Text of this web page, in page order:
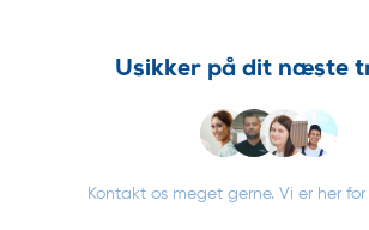
Usikker på dit næste
Kontakt os meget gerne. Vi er her